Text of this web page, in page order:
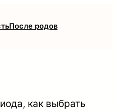
После родов
как выбрать